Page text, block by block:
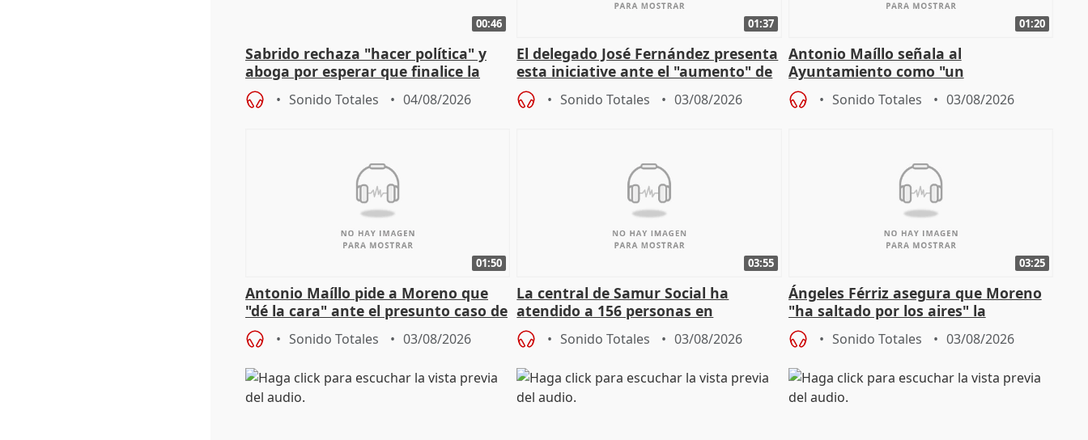
00:46
Sabrido rechaza "hacer política" y
aboga por esperar que finalice la
investigación del incendio
Sonido Totales 04/08/2026
01:37
El delegado José Fernández presenta
esta iniciative ante el "aumento" de
personas sin hogar en Madri
Sonido Totales 03/08/2026
01:20
Antonio Maíllo señala al
Ayuntamiento como "un
especulador más" sobre viviendas de
Jiménez Becerril
Sonido Totales 03/08/2026
01:50
Antonio Maíllo pide a Moreno que
"dé la cara" ante el presunto caso de
acoso del CEO de ADM
Sonido Totales 03/08/2026
03:55
La central de Samur Social ha
atendido a 156 personas en
situación de calle durante Campaña
de CalorSonido Totales 03/08/2026
03:25
Ángeles Férriz asegura que Moreno
"ha saltado por los aires" la
negociación tras acuerdo con SMA
Sonido Totales 03/08/2026